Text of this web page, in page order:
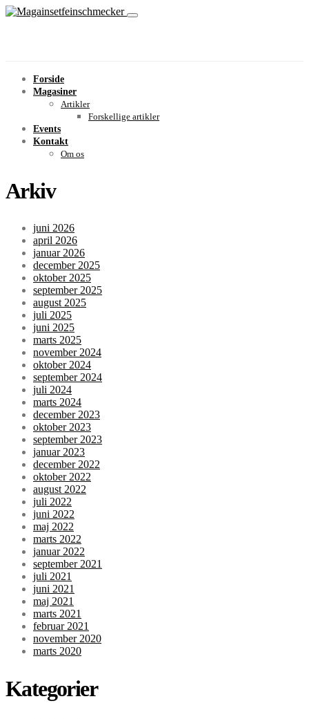
Forside
Magasiner
Artikler
Forskellige artikler
Events
Kontakt
Om os
Arkiv
juni 2026
april 2026
januar 2026
december 2025
oktober 2025
september 2025
august 2025
juli 2025
juni 2025
marts 2025
november 2024
oktober 2024
september 2024
juli 2024
marts 2024
december 2023
oktober 2023
september 2023
januar 2023
december 2022
oktober 2022
august 2022
juli 2022
juni 2022
maj 2022
marts 2022
januar 2022
september 2021
juli 2021
juni 2021
maj 2021
marts 2021
februar 2021
november 2020
marts 2020
Kategorier